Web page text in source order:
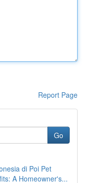
Report Page
Go
di Poi Pet
A Homeowner's...